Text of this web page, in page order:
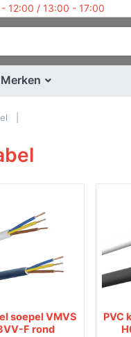
12:00 / 13:00 - 17:00
Merken
soepel VMVS
F rond
PVC